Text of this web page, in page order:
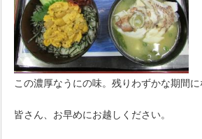
この濃厚なうにの味。残りわずかな期間に
皆さん、お早めにお越しください。